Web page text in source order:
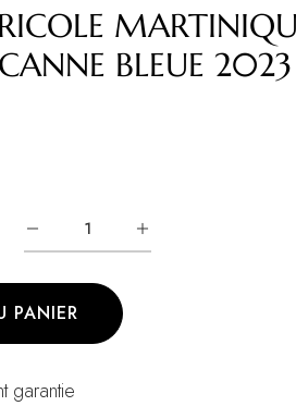
BLEUE
PANIER
garantie